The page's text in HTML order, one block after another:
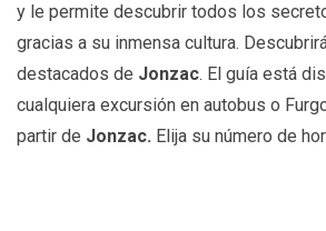
y le permite descubrir todos los
gracias a su inmensa cultura.
destacados de Jonzac. El guía está
cualquiera excursión en autobus o
partir de Jonzac. Elija su número de